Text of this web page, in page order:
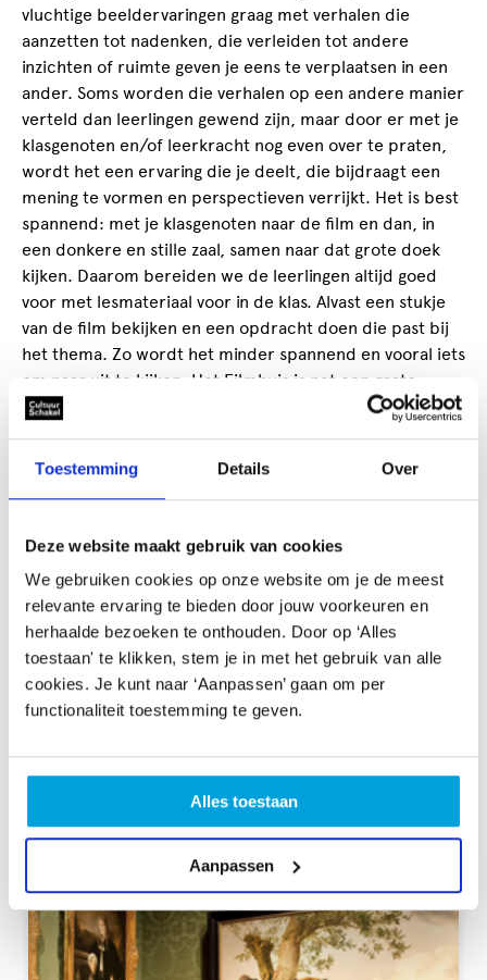
Toestemming Details Over
Deze website maakt gebruik van cookies
We gebruiken cookies op onze website om je de meest
relevante ervaring te bieden door jouw voorkeuren en
herhaalde bezoeken te onthouden. Door op ‘Alles
toestaan' te klikken, stem je in met het gebruik van alle
cookies. Je kunt naar ‘Aanpassen’ gaan om per
functionaliteit toestemming te geven.
Alles toestaan
Aanpassen
vluchtige beeldervaringen graag met verhalen die
aanzetten tot nadenken, die verleiden tot andere
inzichten of ruimte geven je eens te verplaatsen in een
ander. Soms worden die verhalen op een andere manier
verteld dan leerlingen gewend zijn, maar door er met je
klasgenoten en/of leerkracht nog even over te praten,
wordt het een ervaring die je deelt, die bijdraagt een
mening te vormen en perspectieven verrijkt. Het is best
spannend: met je klasgenoten naar de film en dan, in
een donkere en stille zaal, samen naar dat grote doek
kijken. Daarom bereiden we de leerlingen altijd goed
voor met lesmateriaal voor in de klas. Alvast een stukje
van de film bekijken en een opdracht doen die past bij
het thema. Zo wordt het minder spannend en vooral iets
om naar uit te kijken. Het Filmhuis is net een grote
woonkamer waar alle leerlingen welkom zijn. Filmhuis
maar ook over twee studio's. Binnen deze studio's
maken kinderen (vanaf groep 1) hun eigen fictie- of
leren hoe stop-motion werkt, wat een storyboard is en
hoe je met behulp van filmtaal het publiek betrekt bij je
verhaal. Hoe film je nu een achtervolging zonder de
kijker te verwarren? We kijken de films na afloop van de
workshop natuurlijk terug in de zaal. Op dat magische
witte doek...
Gerelateerd aanbod